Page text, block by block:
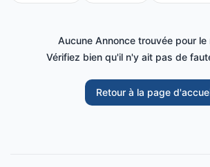
Aucune Annonce trouvée pour le
Vérifiez bien qu'il n'y ait pas de
Retour à la page